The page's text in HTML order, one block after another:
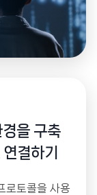
을 구축
결하기
토콜을 사용